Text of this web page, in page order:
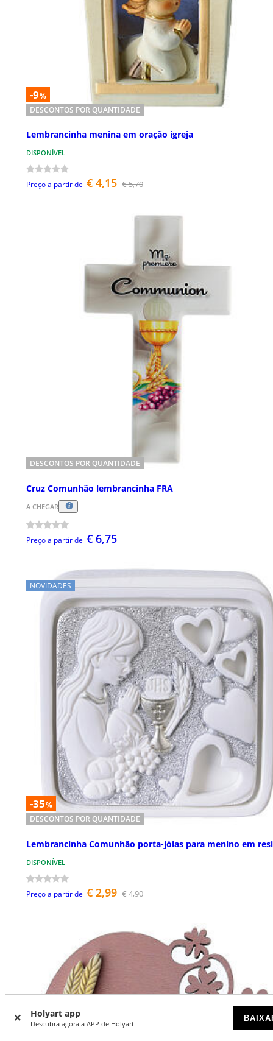
Holyart app
Descubra agora a APP de Holyart
-9%
DESCONTOS POR QUANTIDADE
Lembrancinha menina em oração igreja
DISPONÍVEL
Preço a partir de € 4,15 € 5,70
DESCONTOS POR QUANTIDADE
Cruz Comunhão lembrancinha FRA
A CHEGAR
Preço a partir de € 6,75
NOVIDADES
-35%
DESCONTOS POR QUANTIDADE
Lembrancinha Comunhão porta-jóias para menino em
DISPONÍVEL
Preço a partir de € 2,99 € 4,90